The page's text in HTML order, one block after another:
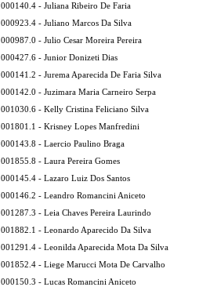
000140.4 - Juliana Ribeiro De Faria
000923.4 - Juliano Marcos Da Silva
000987.0 - Julio Cesar Moreira Pereira
000427.6 - Junior Donizeti Dias
000141.2 - Jurema Aparecida De Faria Silva
000142.0 - Juzimara Maria Carneiro Serpa
001030.6 - Kelly Cristina Feliciano Silva
001801.1 - Krisney Lopes Manfredini
000143.8 - Laercio Paulino Braga
001855.8 - Laura Pereira Gomes
000145.4 - Lazaro Luiz Dos Santos
000146.2 - Leandro Romancini Aniceto
001287.3 - Leia Chaves Pereira Laurindo
001882.1 - Leonardo Aparecido Da Silva
001291.4 - Leonilda Aparecida Mota Da Silva
001852.4 - Liege Marucci Mota De Carvalho
000150.3 - Lucas Romancini Aniceto